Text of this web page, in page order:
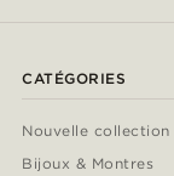
CATÉGORIES
Nouvelle collection
Bijoux & Montres